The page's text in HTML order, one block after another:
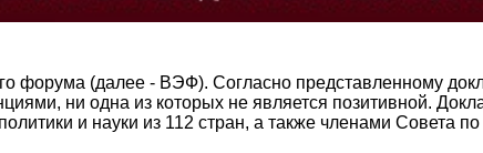
форума (далее - ВЭФ). Согласно представленному
ни одна из которых не является позитивной.
и науки из 112 стран, а также членами Совета